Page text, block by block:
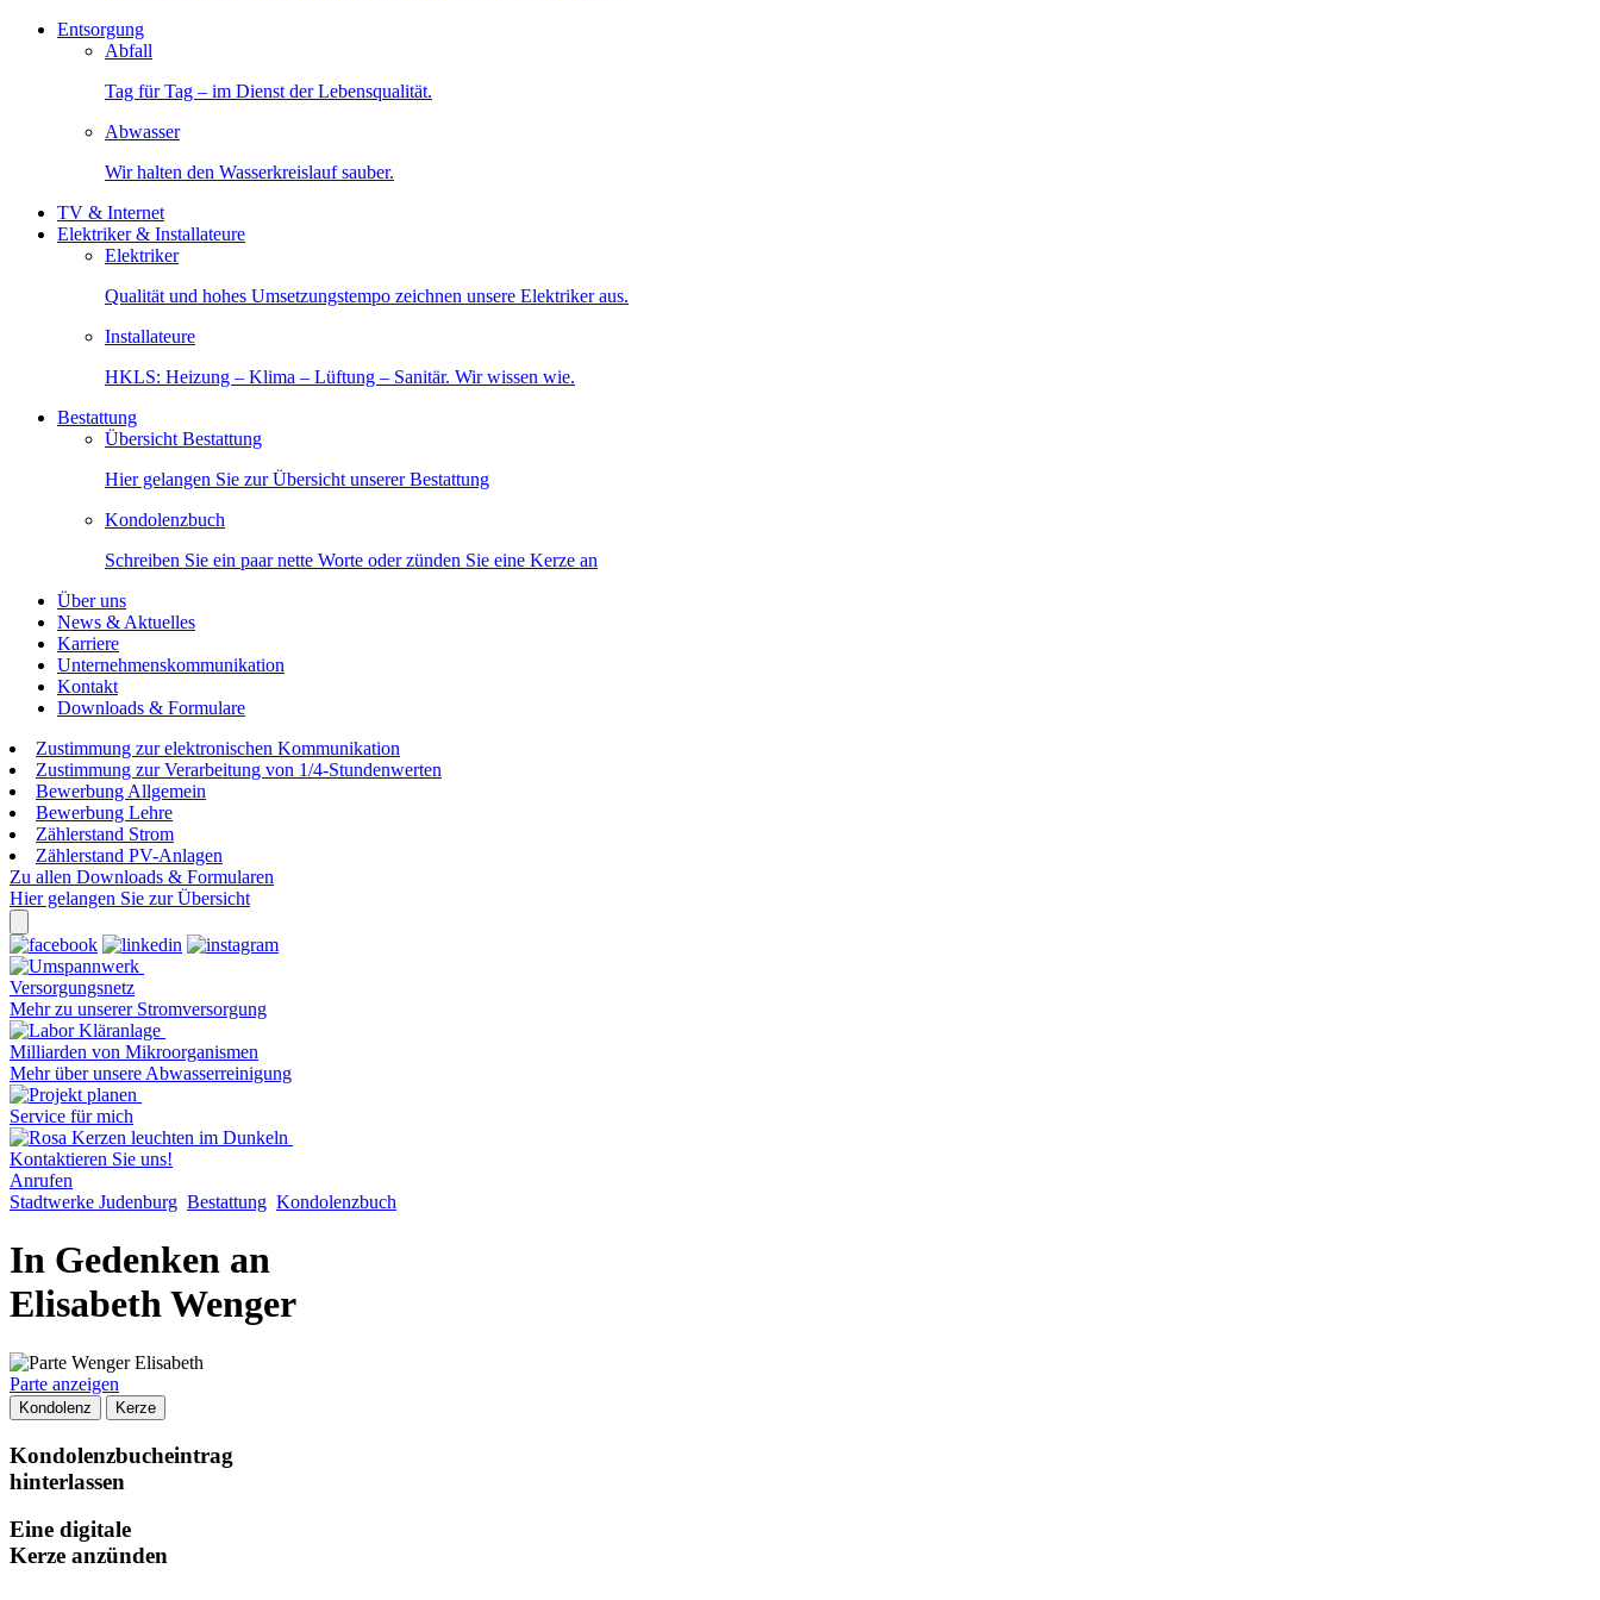
Entsorgung
Abfall
Tag für Tag – im Dienst der Lebensqualität.
Abwasser
Wir halten den Wasserkreislauf sauber.
TV & Internet
Elektriker & Installateure
Elektriker
Qualität und hohes Umsetzungstempo zeichnen unsere Elektriker aus.
Installateure
HKLS: Heizung – Klima – Lüftung – Sanitär. Wir wissen wie.
Bestattung
Übersicht Bestattung
Hier gelangen Sie zur Übersicht unserer Bestattung
Kondolenzbuch
Schreiben Sie ein paar nette Worte oder zünden Sie eine Kerze an
Über uns
News & Aktuelles
Karriere
Unternehmenskommunikation
Kontakt
Downloads & Formulare
Zustimmung zur elektronischen Kommunikation
Zustimmung zur Verarbeitung von 1/4-Stundenwerten
Bewerbung Allgemein
Bewerbung Lehre
Zählerstand Strom
Zählerstand PV-Anlagen
Zu allen Downloads & Formularen
Hier gelangen Sie zur Übersicht
Versorgungsnetz
Mehr zu unserer Stromversorgung
Milliarden von Mikroorganismen
Mehr über unsere Abwasserreinigung
Service für mich
Kontaktieren Sie uns!
Anrufen
Stadtwerke Judenburg Bestattung Kondolenzbuch
In Gedenken an
Elisabeth Wenger
Parte anzeigen
Kondolenz Kerze
Kondolenzbucheintrag
hinterlassen
Eine digitale
Kerze anzünden